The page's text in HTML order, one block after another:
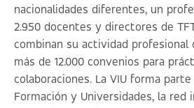
nacionalidades diferentes, un
2.950 docentes y directores de
combinan su actividad profesional
más de 12.000 convenios para
colaboraciones. La VIU forma
Formación y Universidades, la red